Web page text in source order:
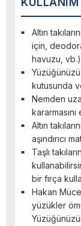
Altın
için,
havuzu, vb.)
Yüzüğünüzü
kutusunda
Nemden
Altın
aşındırıcı
Taşlı
bir fırça
Hakan
yüzükler